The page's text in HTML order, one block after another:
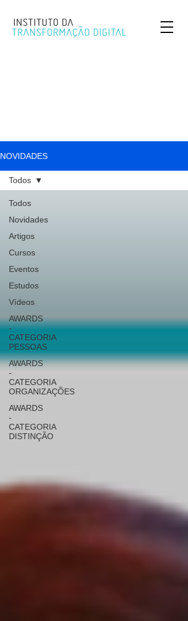
NOVIDADES
Todos
Novidades
Artigos
Cursos
Eventos
Estudos
Vídeos
AWARDS
-
CATEGORIA
PESSOAS
AWARDS
-
CATEGORIA
ORGANIZAÇÕES
AWARDS
-
CATEGORIA
DISTINÇÃO
Todos